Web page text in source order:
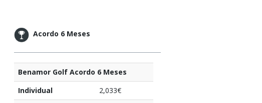
Acordo 6 Meses
Benamor Golf Acordo 6 Meses
Individual
2,033€